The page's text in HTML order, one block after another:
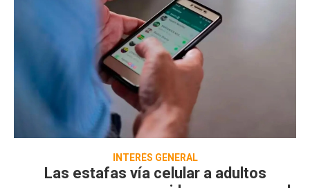
INTERÉS GENERAL
Las estafas vía celular a adultos